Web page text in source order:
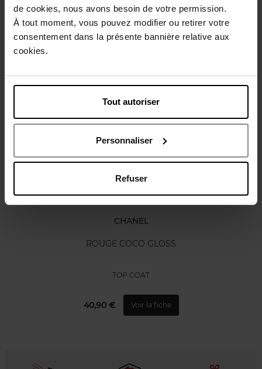
de cookies, nous avons besoin de votre permission.
À tout moment, vous pouvez modifier ou retirer votre
consentement dans la présente bannière relative aux
cookies.
Tout autoriser
Personnaliser
Refuser
Conseil d'utilisation
Vous aimerez peut-être
CHANEL
ROUGE COCO GLOSS
TOP COAT
40,90 € Voir la fiche